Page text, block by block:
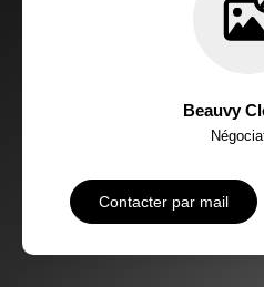
Beauvy
Contacter par mail